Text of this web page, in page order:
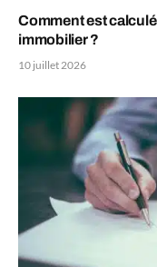
Comment est
immobilier ?
10 juillet 2026